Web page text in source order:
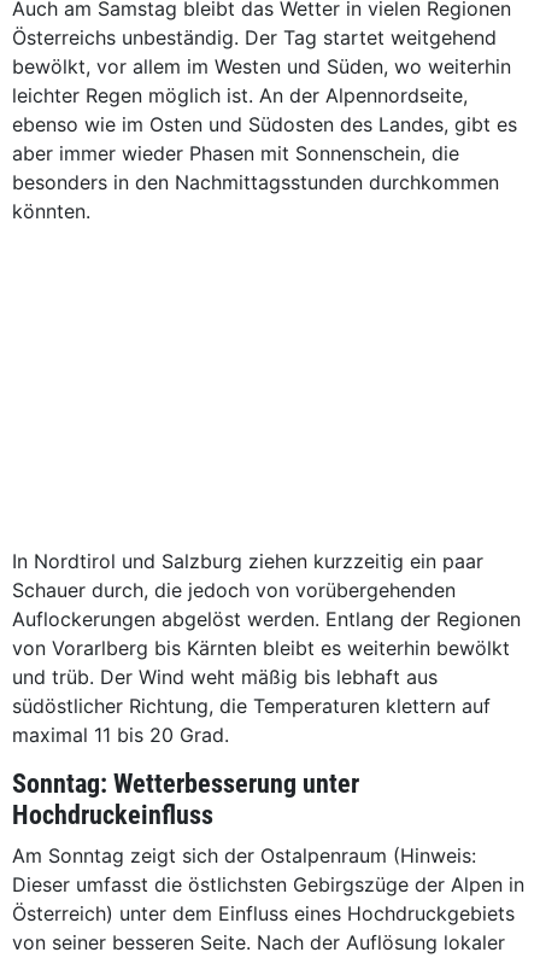
Auch am Samstag bleibt das Wetter in vielen Regionen
Österreichs unbeständig. Der Tag startet weitgehend
bewölkt, vor allem im Westen und Süden, wo weiterhin
leichter Regen möglich ist. An der Alpennordseite,
ebenso wie im Osten und Südosten des Landes, gibt es
aber immer wieder Phasen mit Sonnenschein, die
besonders in den Nachmittagsstunden durchkommen
könnten.
In Nordtirol und Salzburg ziehen kurzzeitig ein paar
Schauer durch, die jedoch von vorübergehenden
Auflockerungen abgelöst werden. Entlang der Regionen
von Vorarlberg bis Kärnten bleibt es weiterhin bewölkt
und trüb. Der Wind weht mäßig bis lebhaft aus
südöstlicher Richtung, die Temperaturen klettern auf
maximal 11 bis 20 Grad.
Sonntag: Wetterbesserung unter
Hochdruckeinfluss
Am Sonntag zeigt sich der Ostalpenraum (Hinweis:
Dieser umfasst die östlichsten Gebirgszüge der Alpen in
Österreich) unter dem Einfluss eines Hochdruckgebiets
von seiner besseren Seite. Nach der Auflösung lokaler